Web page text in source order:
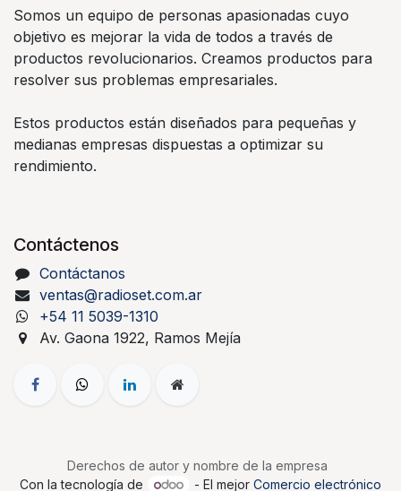
Somos un equipo de personas apasionadas cuyo
objetivo es mejorar la vida de todos a través de
productos revolucionarios. Creamos productos para
resolver sus problemas empresariales.
Estos productos están diseñados para pequeñas y
medianas empresas dispuestas a optimizar su
rendimiento.
Contáctenos
Contáctanos
ventas@radioset.com.ar
+54 11 5039-1310
Av. Gaona 1922, Ramos Mejía
Derechos de autor y nombre de la empresa
Con la tecnología de
- El mejor Comercio electrónico